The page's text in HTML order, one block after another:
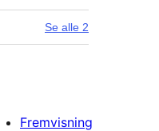
Se alle 2
Fremvisning